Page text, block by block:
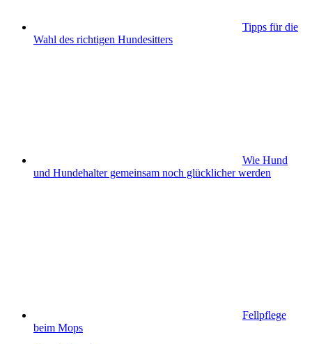
Tipps für die
Wahl des richtigen Hundesitters
Wie Hund
und Hundehalter gemeinsam noch glücklicher werden
Fellpflege
beim Mops